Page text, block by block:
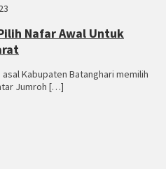
Nafar Awal Untuk
Kabupaten Batanghari memilih
Jumroh […]